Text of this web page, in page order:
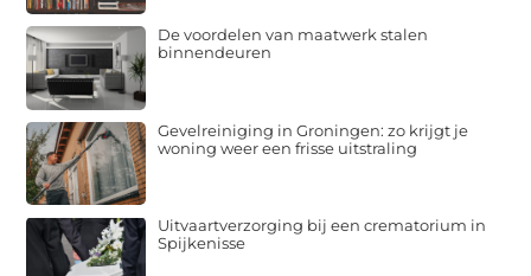
De voordelen van maatwerk stalen
binnendeuren
Gevelreiniging in Groningen: zo krijgt je
woning weer een frisse uitstraling
Uitvaartverzorging bij een crematorium in
Spijkenisse